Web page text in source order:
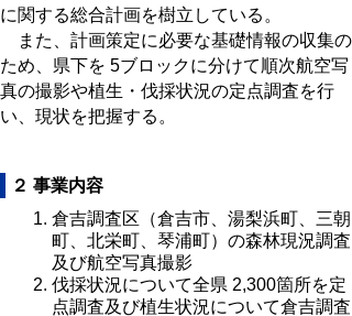
に関する総合計画を樹立している。
また、計画策定に必要な基礎情報の収集の
ため、県下を 5ブロックに分けて順次航空写
真の撮影や植生・伐採状況の定点調査を行
い、現状を把握する。
２ 事業内容
倉吉調査区（倉吉市、湯梨浜町、三朝
町、北栄町、琴浦町）の森林現況調査
及び航空写真撮影
伐採状況について全県 2,300箇所を定
点調査及び植生状況について倉吉調査